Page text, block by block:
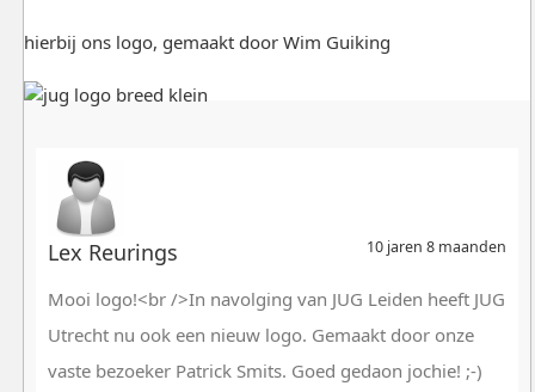
hierbij ons logo, gemaakt door Wim Guiking
Lex Reurings 10 jaren 8 maanden
Mooi logo!<br />In navolging van JUG Leiden heeft JUG
Utrecht nu ook een nieuw logo. Gemaakt door onze
vaste bezoeker Patrick Smits. Goed gedaon jochie! ;-)